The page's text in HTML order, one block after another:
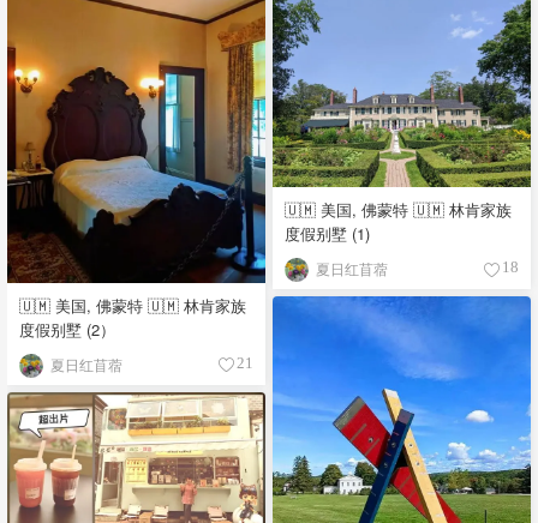
🇺🇲 美国, 佛蒙特 🇺🇲 林肯家族
度假别墅 (2）
夏日红苜蓿 21
🇺🇲 美国, 佛蒙特 🇺🇲 林肯家族
度假别墅 (1)
夏日红苜蓿 18